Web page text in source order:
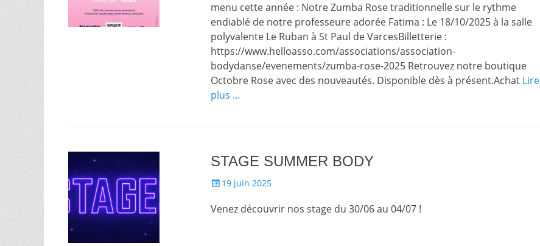
menu cette année : Notre Zumba Rose traditionnelle sur le rythme
endiablé de notre professeure adorée Fatima : Le 18/10/2025 à la salle
polyvalente Le Ruban à St Paul de VarcesBilletterie :
https://www.helloasso.com/associations/association-
bodydanse/evenements/zumba-rose-2025 Retrouvez notre boutique
Octobre Rose avec des nouveautés. Disponible dès à présent.Achat Lire
plus …
STAGE SUMMER BODY
Posté19 juin 2025
Venez découvrir nos stage du 30/06 au 04/07 !